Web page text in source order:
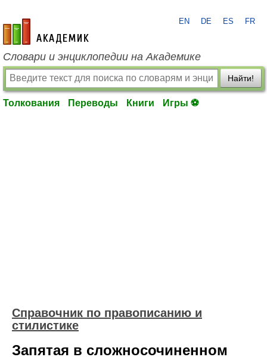
academic.ru
EN DE ES FR
Словари и энциклопедии на Академике
Найти!
Толкования Переводы Книги Игры ⚽
Справочник по правописанию и
стилистике
Запятая в сложносочиненном